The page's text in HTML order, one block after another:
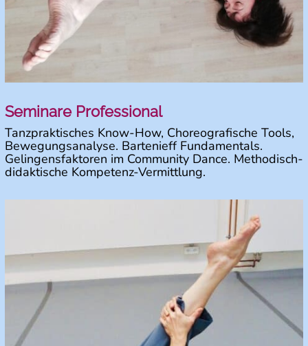
Seminare Professional
Tanzpraktisches Know-How, Choreografische Tools,
Bewegungsanalyse. Bartenieff Fundamentals.
Gelingensfaktoren im Community Dance. Methodisch-
didaktische Kompetenz-Vermittlung.